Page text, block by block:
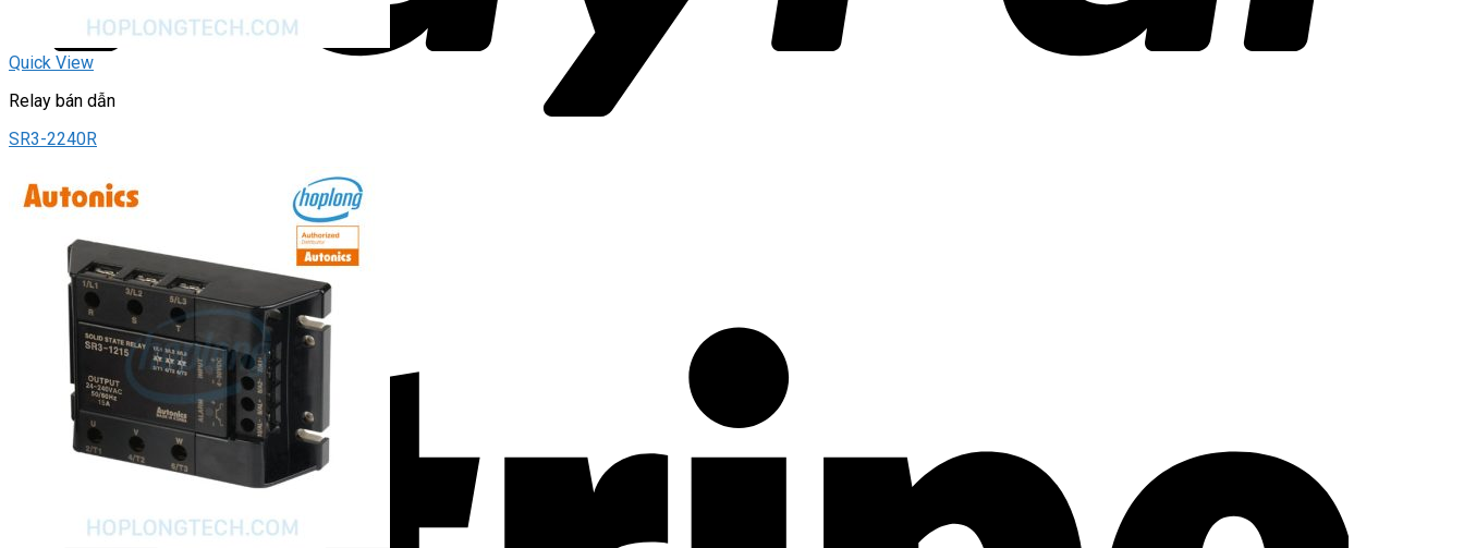
Quick View
Relay bán dẫn
SR3-2240R